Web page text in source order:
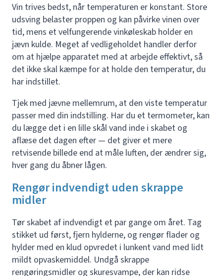
Vin trives bedst, når temperaturen er konstant. Store
udsving belaster proppen og kan påvirke vinen over
tid, mens et velfungerende vinkøleskab holder en
jævn kulde. Meget af vedligeholdet handler derfor
om at hjælpe apparatet med at arbejde effektivt, så
det ikke skal kæmpe for at holde den temperatur, du
har indstillet.
Tjek med jævne mellemrum, at den viste temperatur
passer med din indstilling. Har du et termometer, kan
du lægge det i en lille skål vand inde i skabet og
aflæse det dagen efter — det giver et mere
retvisende billede end at måle luften, der ændrer sig,
hver gang du åbner lågen.
Rengør indvendigt uden skrappe
midler
Tør skabet af indvendigt et par gange om året. Tag
stikket ud først, fjern hylderne, og rengør flader og
hylder med en klud opvredet i lunkent vand med lidt
mildt opvaskemiddel. Undgå skrappe
rengøringsmidler og skuresvampe, der kan ridse